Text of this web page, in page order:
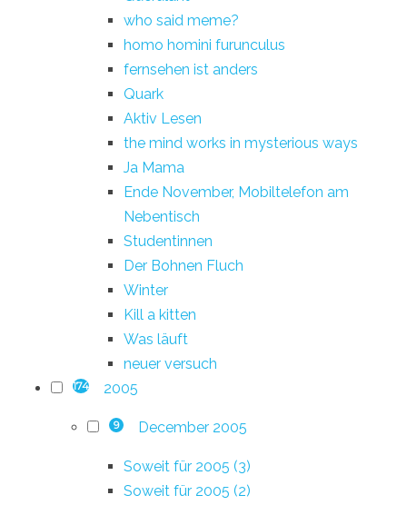
who said meme?
homo homini furunculus
fernsehen ist anders
Quark
Aktiv Lesen
the mind works in mysterious ways
Ja Mama
Ende November, Mobiltelefon am
Nebentisch
Studentinnen
Der Bohnen Fluch
Winter
Kill a kitten
Was läuft
neuer versuch
174 2005
9 December 2005
Soweit für 2005 (3)
Soweit für 2005 (2)